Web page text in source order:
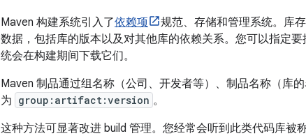
Maven 构建系统引入了依赖项 规范、存储和管理系统。库
数据，包括库的版本以及对其他库的依赖关系。您可以指定
统会在构建期间下载它们。
Maven 制品通过组名称（公司、开发者等）、制品名称（库
为 group:artifact:version 。
这种方法可显著改进 build 管理。您经常会听到此类代码库被